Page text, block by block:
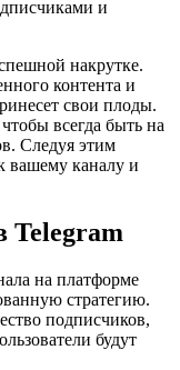
и
накрутке.
контента и
свои плоды.
всегда быть на
Следуя этим
вашему каналу и
Telegram
на платформе
стратегию.
подписчиков,
будут